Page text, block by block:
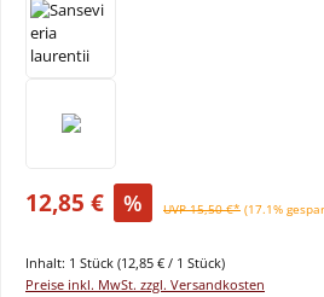
12,85 € % UVP 15,50 €* (17.1%
Inhalt: 1 Stück (12,85 € / 1 Stück)
Preise inkl. MwSt. zzgl. Versandkosten